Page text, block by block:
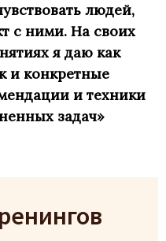
людей,
с ними. На своих
я даю как
и конкретные
и техники
задач»